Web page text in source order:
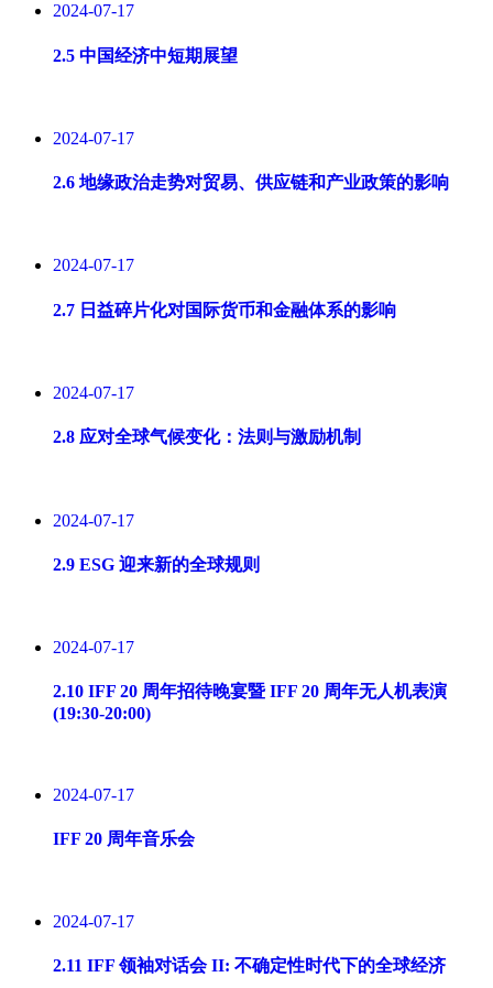
2024-07-17
2.5 中国经济中短期展望
2024-07-17
2.6 地缘政治走势对贸易、供应链和产业政策的影响
2024-07-17
2.7 日益碎片化对国际货币和金融体系的影响
2024-07-17
2.8 应对全球气候变化：法则与激励机制
2024-07-17
2.9 ESG 迎来新的全球规则
2024-07-17
2.10 IFF 20 周年招待晚宴暨 IFF 20 周年无人机表演
(19:30-20:00)
2024-07-17
IFF 20 周年音乐会
2024-07-17
2.11 IFF 领袖对话会 II: 不确定性时代下的全球经济